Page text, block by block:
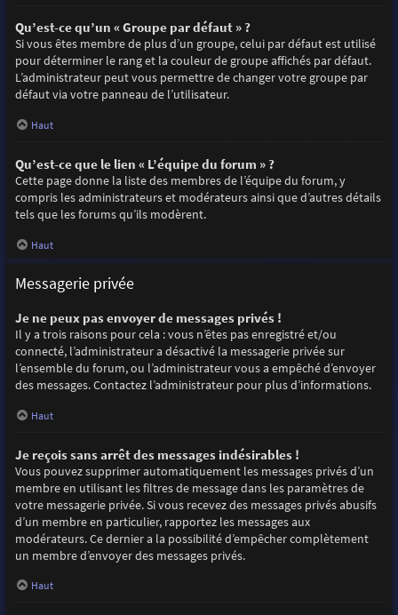
Qu’est-ce qu’un « Groupe par défaut » ?
Si vous êtes membre de plus d’un groupe, celui par défaut est utilisé
pour déterminer le rang et la couleur de groupe affichés par défaut.
L’administrateur peut vous permettre de changer votre groupe par
défaut via votre panneau de l’utilisateur.
Haut
Qu’est-ce que le lien « L’équipe du forum » ?
Cette page donne la liste des membres de l’équipe du forum, y
compris les administrateurs et modérateurs ainsi que d’autres détails
tels que les forums qu’ils modèrent.
Haut
Messagerie privée
Je ne peux pas envoyer de messages privés !
Il y a trois raisons pour cela : vous n’êtes pas enregistré et/ou
connecté, l’administrateur a désactivé la messagerie privée sur
l’ensemble du forum, ou l’administrateur vous a empêché d’envoyer
des messages. Contactez l’administrateur pour plus d’informations.
Haut
Je reçois sans arrêt des messages indésirables !
Vous pouvez supprimer automatiquement les messages privés d’un
membre en utilisant les filtres de message dans les paramètres de
votre messagerie privée. Si vous recevez des messages privés abusifs
d’un membre en particulier, rapportez les messages aux
modérateurs. Ce dernier a la possibilité d’empêcher complètement
un membre d’envoyer des messages privés.
Haut